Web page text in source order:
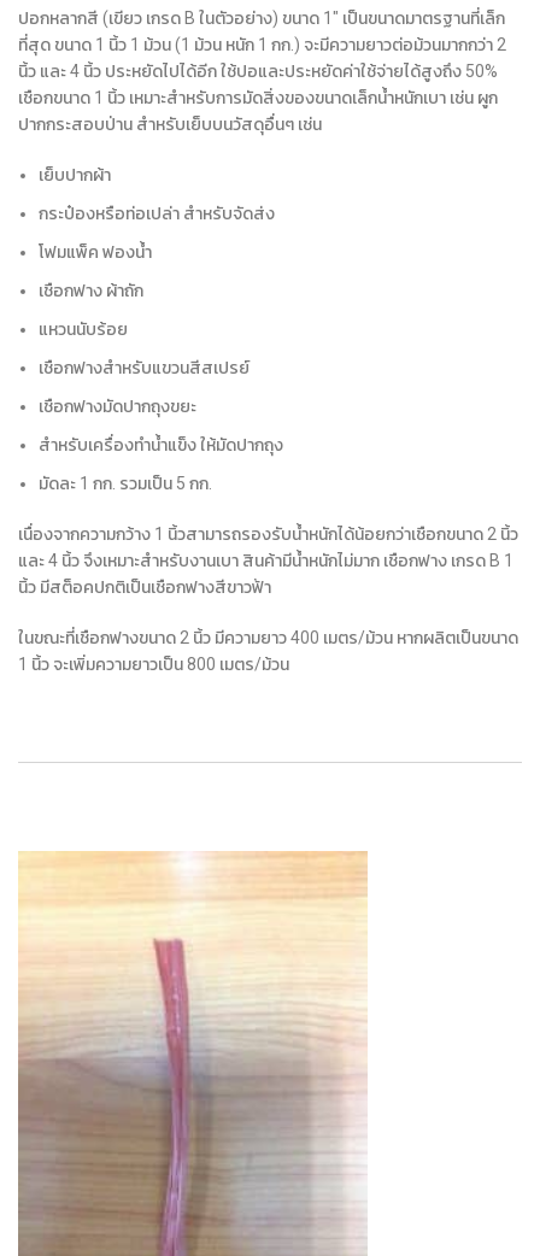
ปอกหลากสี (เขียว เกรด B ในตัวอย่าง) ขนาด 1″ เป็นขนาดมาตรฐานที่เล็ก
ที่สุด ขนาด 1 นิ้ว 1 ม้วน (1 ม้วน หนัก 1 กก.) จะมีความยาวต่อม้วนมากกว่า 2
นิ้ว และ 4 นิ้ว ประหยัดไปได้อีก ใช้ปอและประหยัดค่าใช้จ่ายได้สูงถึง 50%
เชือกขนาด 1 นิ้ว เหมาะสำหรับการมัดสิ่งของขนาดเล็กน้ำหนักเบา เช่น ผูก
ปากกระสอบป่าน สำหรับเย็บบนวัสดุอื่นๆ เช่น
เย็บปากผ้า
กระป๋องหรือท่อเปล่า สำหรับจัดส่ง
โฟมแพ็ค ฟองน้ำ
เชือกฟาง ผ้าถัก
แหวนนับร้อย
เชือกฟางสำหรับแขวนสีสเปรย์
เชือกฟางมัดปากถุงขยะ
สำหรับเครื่องทำน้ำแข็ง ให้มัดปากถุง
มัดละ 1 กก. รวมเป็น 5 กก.
เนื่องจากความกว้าง 1 นิ้วสามารถรองรับน้ำหนักได้น้อยกว่าเชือกขนาด 2 นิ้ว
และ 4 นิ้ว จึงเหมาะสำหรับงานเบา สินค้ามีน้ำหนักไม่มาก เชือกฟาง เกรด B 1
นิ้ว มีสต็อคปกติเป็นเชือกฟางสีขาวฟ้า
ในขณะที่เชือกฟางขนาด 2 นิ้ว มีความยาว 400 เมตร/ม้วน หากผลิตเป็นขนาด
1 นิ้ว จะเพิ่มความยาวเป็น 800 เมตร/ม้วน